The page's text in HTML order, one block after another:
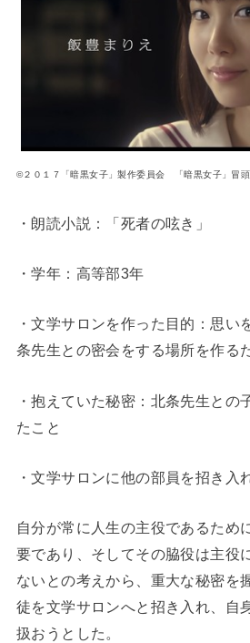
©２０１７「暗黒女子」製作委員会 「暗黒女子」冒
・朗読小説：「死者の呟き」
・学年：高等部3年
・文学サロンを作った目的：思い
条先生との密会をする場所を作る
・抱えていた秘密：北条先生との
たこと
・文学サロンに他の部員を招き入
自分が常に人生の主役であるため
要であり、そしてその脇役は主役
ないとの考えから、重大な秘密を
徒を文学サロンへと招き入れ、自
扱おうとした。